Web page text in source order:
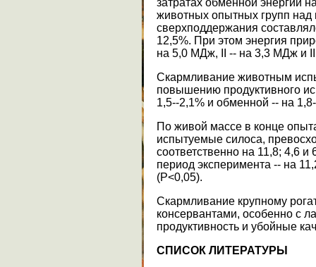
животных опытных групп над
сверхподдержания
12,5%. При этом энергия
на 5,0 МДж, II -- на 3,3 МДж и
Скармливание животным
повышению продуктивного
1,5--2,1% и обменной -- на
По живой массе в конце
испытуемые силоса,
соответственно на 11,8; 4,6 и
период эксперимента -- на
(Р<0,05).
Скармливание крупному
консервантами, особенно с
продуктивность и убойные
СПИСОК ЛИТЕРАТУРЫ